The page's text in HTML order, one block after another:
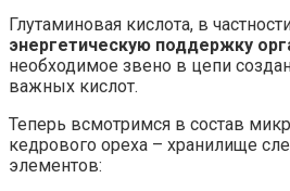
Глутаминовая кислота, в
энергетическую поддержку
необходимое звено в цепи
важных кислот.
Теперь всмотримся в состав
кедрового ореха – хранилище
элементов: